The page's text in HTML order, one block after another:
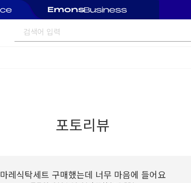
포토리뷰
마레식탁세트 구매했는데 너무 마음에 들어요